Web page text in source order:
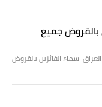
بالقروض جميع
اسماء الفائزين بالقروض